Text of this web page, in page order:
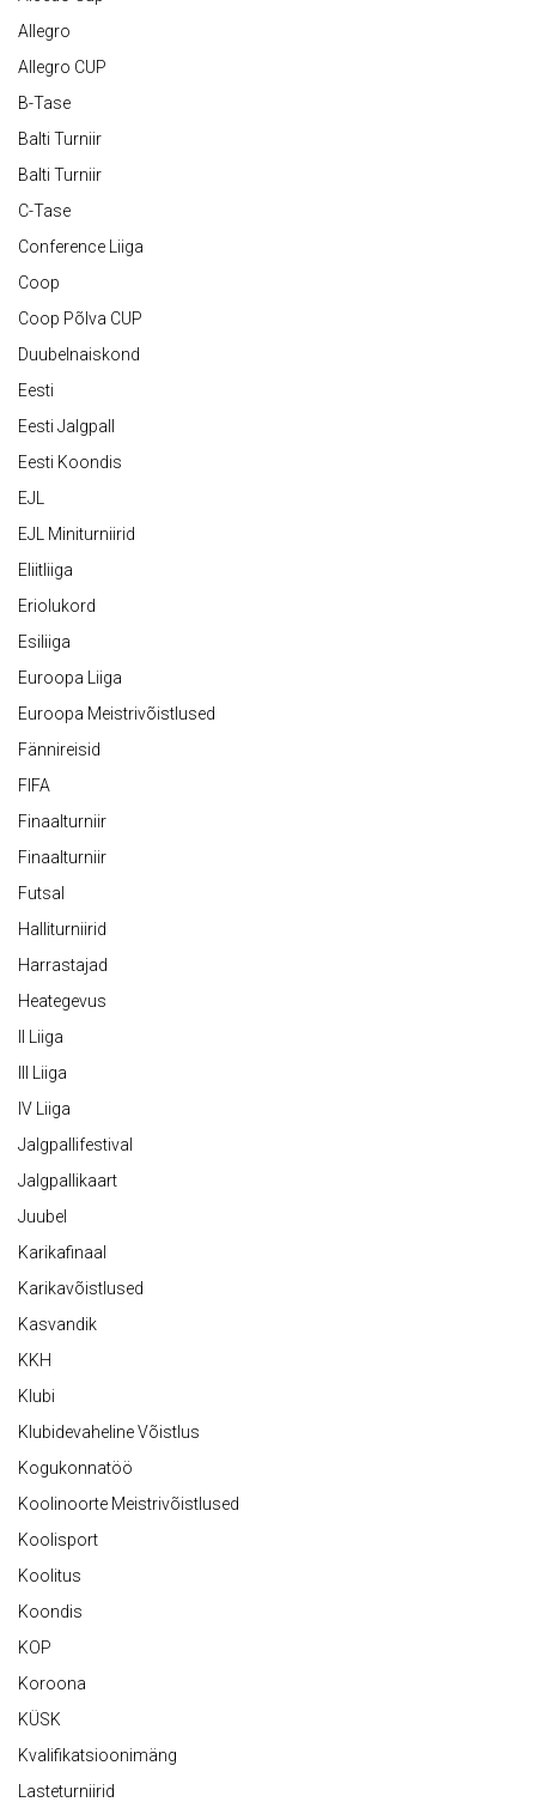
Allegro
Allegro CUP
B-Tase
Balti Turniir
Balti Turniir
C-Tase
Conference Liiga
Coop
Coop Põlva CUP
Duubelnaiskond
Eesti
Eesti Jalgpall
Eesti Koondis
EJL
EJL Miniturniirid
Eliitliiga
Eriolukord
Esiliiga
Euroopa Liiga
Euroopa Meistrivõistlused
Fännireisid
FIFA
Finaalturniir
Finaalturniir
Futsal
Halliturniirid
Harrastajad
Heategevus
II Liiga
III Liiga
IV Liiga
Jalgpallifestival
Jalgpallikaart
Juubel
Karikafinaal
Karikavõistlused
Kasvandik
KKH
Klubi
Klubidevaheline Võistlus
Kogukonnatöö
Koolinoorte Meistrivõistlused
Koolisport
Koolitus
Koondis
KOP
Koroona
KÜSK
Kvalifikatsioonimäng
Lasteturniirid